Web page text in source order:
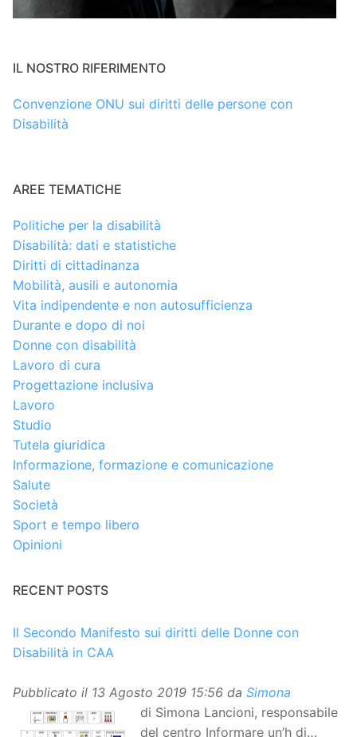
IL NOSTRO RIFERIMENTO
Convenzione ONU sui diritti delle persone con
Disabilità
AREE TEMATICHE
Politiche per la disabilità
Disabilità: dati e statistiche
Diritti di cittadinanza
Mobilità, ausili e autonomia
Vita indipendente e non autosufficienza
Durante e dopo di noi
Donne con disabilità
Lavoro di cura
Progettazione inclusiva
Lavoro
Studio
Tutela giuridica
Informazione, formazione e comunicazione
Salute
Società
Sport e tempo libero
Opinioni
RECENT POSTS
Il Secondo Manifesto sui diritti delle Donne con
Disabilità in CAA
Pubblicato il 13 Agosto 2019 15:56 da Simona
di Simona Lancioni, responsabile
del centro Informare un’h di